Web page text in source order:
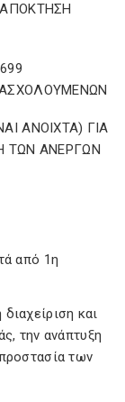
από 1η
και
την ανάπτυξη
των
ΑΝΟΙΧΤΑ) ΓΙΑ
ΤΩΝ ΑΝΕΡΓΩΝ